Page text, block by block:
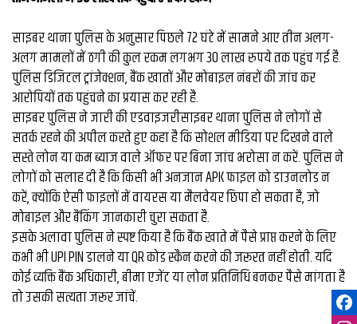
साइबर थाना पुलिस के अनुसार पिछले 72 घंटे में सामने आए तीन अलग-
अलग मामलों में ठगी की कुल रकम लगभग 30 लाख रुपये तक पहुंच गई है.
पुलिस डिजिटल ट्रांजेक्शन, बैंक खातों और मोबाइल नंबरों की जांच कर
आरोपियों तक पहुंचने का प्रयास कर रही है.
साइबर पुलिस ने जारी की एडवाइजरीसाइबर थाना पुलिस ने लोगों से
सतर्क रहने की अपील करते हुए कहा है कि सोशल मीडिया पर दिखने वाले
सस्ते लोन या कम ब्याज वाले ऑफर पर बिना जांच भरोसा न करें. पुलिस ने
लोगों को सलाह दी है कि किसी भी अनजान APK फाइल को डाउनलोड न
करें, क्योंकि ऐसी फाइलों में वायरस या मैलवेयर छिपा हो सकता है, जो
मोबाइल और बैंकिंग जानकारी चुरा सकता है.
इसके अलावा पुलिस ने स्पष्ट किया है कि बैंक खाते में पैसे प्राप्त करने के लिए
कभी भी UPI PIN डालने या QR कोड स्कैन करने की जरूरत नहीं होती. यदि
कोई व्यक्ति बैंक अधिकारी, बीमा एजेंट या लोन प्रतिनिधि बनकर पैसे मांगता है
तो उसकी सत्यता जरूर जांचें.